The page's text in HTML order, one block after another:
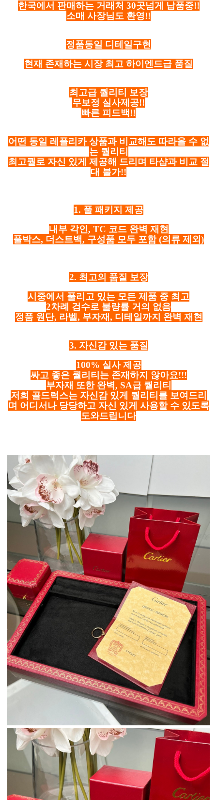
한국에서 판매하는 거래처 30곳넘게 납품중!!
소매 사장님도 환영!!
정품동일 디테일구현
현재 존재하는 시장 최고 하이엔드급 품질
최고급 퀄리티 보장
무보정 실사제공!!
빠른 피드백!!
어떤 동일 레플리카 상품과 비교해도 따라올 수 없
는 퀄리티
최고퀄로 자신 있게 제공해 드리며 타샵과 비교 절
대 불가!!
1. 풀 패키지 제공
내부 각인, TC 코드 완벽 재현
풀박스, 더스트백, 구성품 모두 포함 (의류 제외)
2. 최고의 품질 보장
시중에서 풀리고 있는 모든 제품 중 최고
2차례 검수로 불량률 거의 없음
정품 원단, 라벨, 부자재, 디테일까지 완벽 재현
3. 자신감 있는 품질
100% 실사 제공
싸고 좋은 퀄리티는 존재하지 않아요!!!
부자재 또한 완벽, SA급 퀄리티
저희 골드럭스는 자신감 있게 퀄리티를 보여드리
며 어디서나 당당하고 자신 있게 사용할 수 있도록
도와드립니다